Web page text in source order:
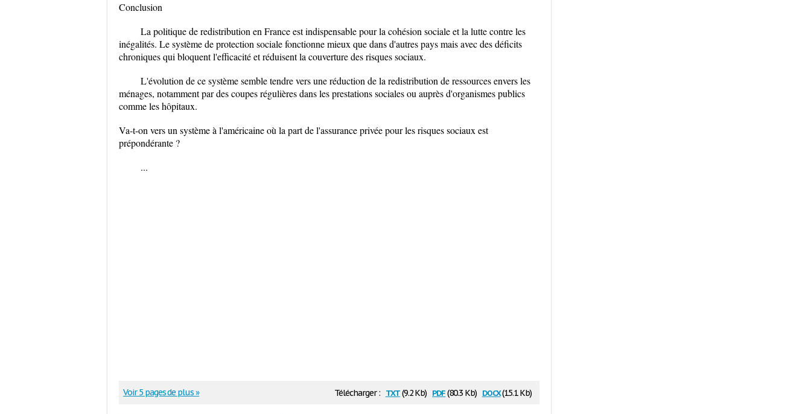
Conclusion
La politique de redistribution en France est indispensable pour la cohésion sociale et la lutte contre les
inégalités. Le système de protection sociale fonctionne mieux que dans d'autres pays mais avec des déficits
chroniques qui bloquent l'efficacité et réduisent la couverture des risques sociaux.
L'évolution de ce système semble tendre vers une réduction de la redistribution de ressources envers les
ménages, notamment par des coupes régulières dans les prestations sociales ou auprès d'organismes publics
comme les hôpitaux.
Va-t-on vers un système à l'américaine où la part de l'assurance privée pour les risques sociaux est
prépondérante ?
...
Télécharger : txt(9.2 Kb) pdf(80.3 Kb) docx(15.1 Kb)
Voir 5 pages de plus »